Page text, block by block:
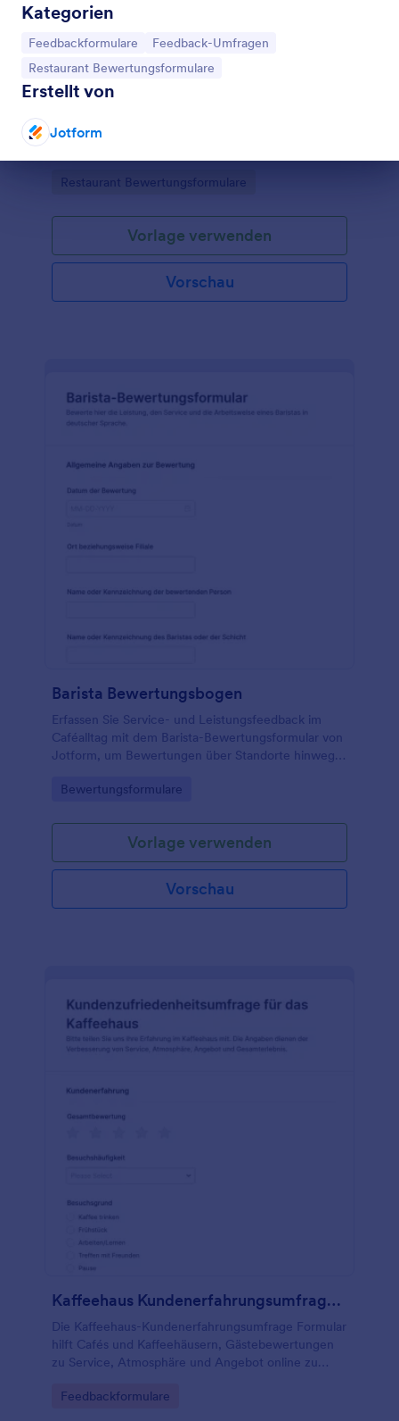
Kategorien
Zur Kategorie:
Feedbackformulare Zur Kategorie:
Feedback-Umfragen
Zur Kategorie:
Restaurant Bewertungsformulare
Erstellt von
Jotform
Kundenbetreuung über Erfolg oder Misserfolg Ihres
Restaurant seinem Namen gerecht wird, indem Sie
die Leistung Ihrer Mitarbeiter mit unserer
Mitarbeiterbeurteilungsformular für Restaurants
verfolgen. Sobald Sie es angepasst und
veröffentlicht haben, können Vorgesetzte ganz
einfach Feedback geben, indem sie Ihr Restaurant-
Mitarbeiter-Bewertungsformular ausfüllen. Die
warum sollten Sie also nicht dasselbe mit Ihrem
Mitarbeiterbewertungsformular tun? Ohne
Formulargenerator per Drag & Drop anpassen. Sie
können das Layout der Vorlage neu anordnen, das
numerischen Schieberegler durch ein Sterne- oder
einbetten oder einen privaten Link zum Ausfüllen
Mitarbeiterfeedback - so können Sie sich wieder auf
die Zubereitung köstlicher Speisen und eine
hervorragende Kundenbetreuung konzentrieren!
Go to Category:
Restaurant Bewertungsformulare
Vorlage verwenden
Vorschau
Barista Bewertungsbogen
Erfassen Sie Service- und Leistungsfeedback im
Caféalltag mit dem Barista-Bewertungsformular von
Jotform, um Bewertungen über Standorte hinweg
und Qualitätssicherung abzuleiten.
Go to Category:
Bewertungsformulare
Vorlage verwenden
Vorschau
Kaffeehaus Kundenerfahrungsumfrage Formular
Die Kaffeehaus-Kundenerfahrungsumfrage Formular
hilft Cafés und Kaffeehäusern, Gästebewertungen
zu Service, Atmosphäre und Angebot online zu
verbessern.
Go to Category:
Feedbackformulare